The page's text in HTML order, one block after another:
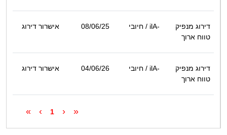
דירוג מנפיק
טווח ארוך
ilA- / חיובי 08/06/25 אישרור דירוג
דירוג מנפיק
טווח ארוך
ilA- / חיובי 04/06/26 אישרור דירוג
«
‹
1
›
»